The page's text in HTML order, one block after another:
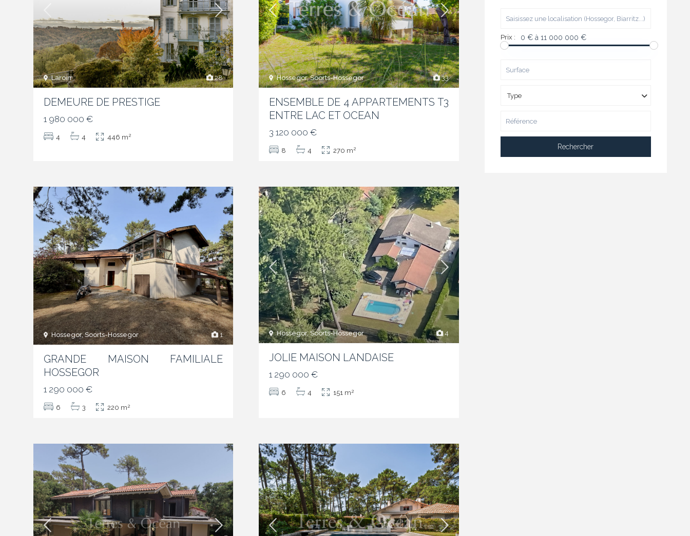
28
Laroin
DEMEURE DE PRESTIGE
1 980 000 €
4 4 446 m2
33
Hossegor, Soorts-Hossegor
ENSEMBLE DE 4 APPARTEMENTS T3
ENTRE LAC ET OCEAN
3 120 000 €
8 4 270 m2
1
Hossegor, Soorts-Hossegor
GRANDE MAISON FAMILIALE
HOSSEGOR
1 290 000 €
6 3 220 m2
4
Hossegor, Soorts-Hossegor
JOLIE MAISON LANDAISE
1 290 000 €
6 4 151 m2
Prix : 0 € à 11 000 000 €
Type
Rechercher